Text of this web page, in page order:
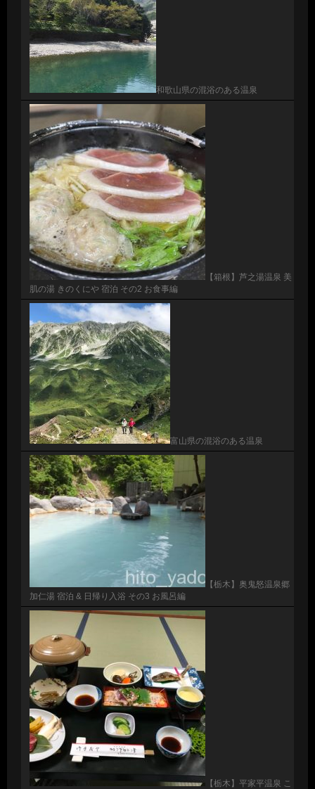
和歌山県の混浴のある温泉
【箱根】芦之湯温泉 美
肌の湯 きのくにや 宿泊 その2 お食事編
富山県の混浴のある温泉
【栃木】奥鬼怒温泉郷
加仁湯 宿泊 & 日帰り入浴 その3 お風呂編
【栃木】平家平温泉 こ